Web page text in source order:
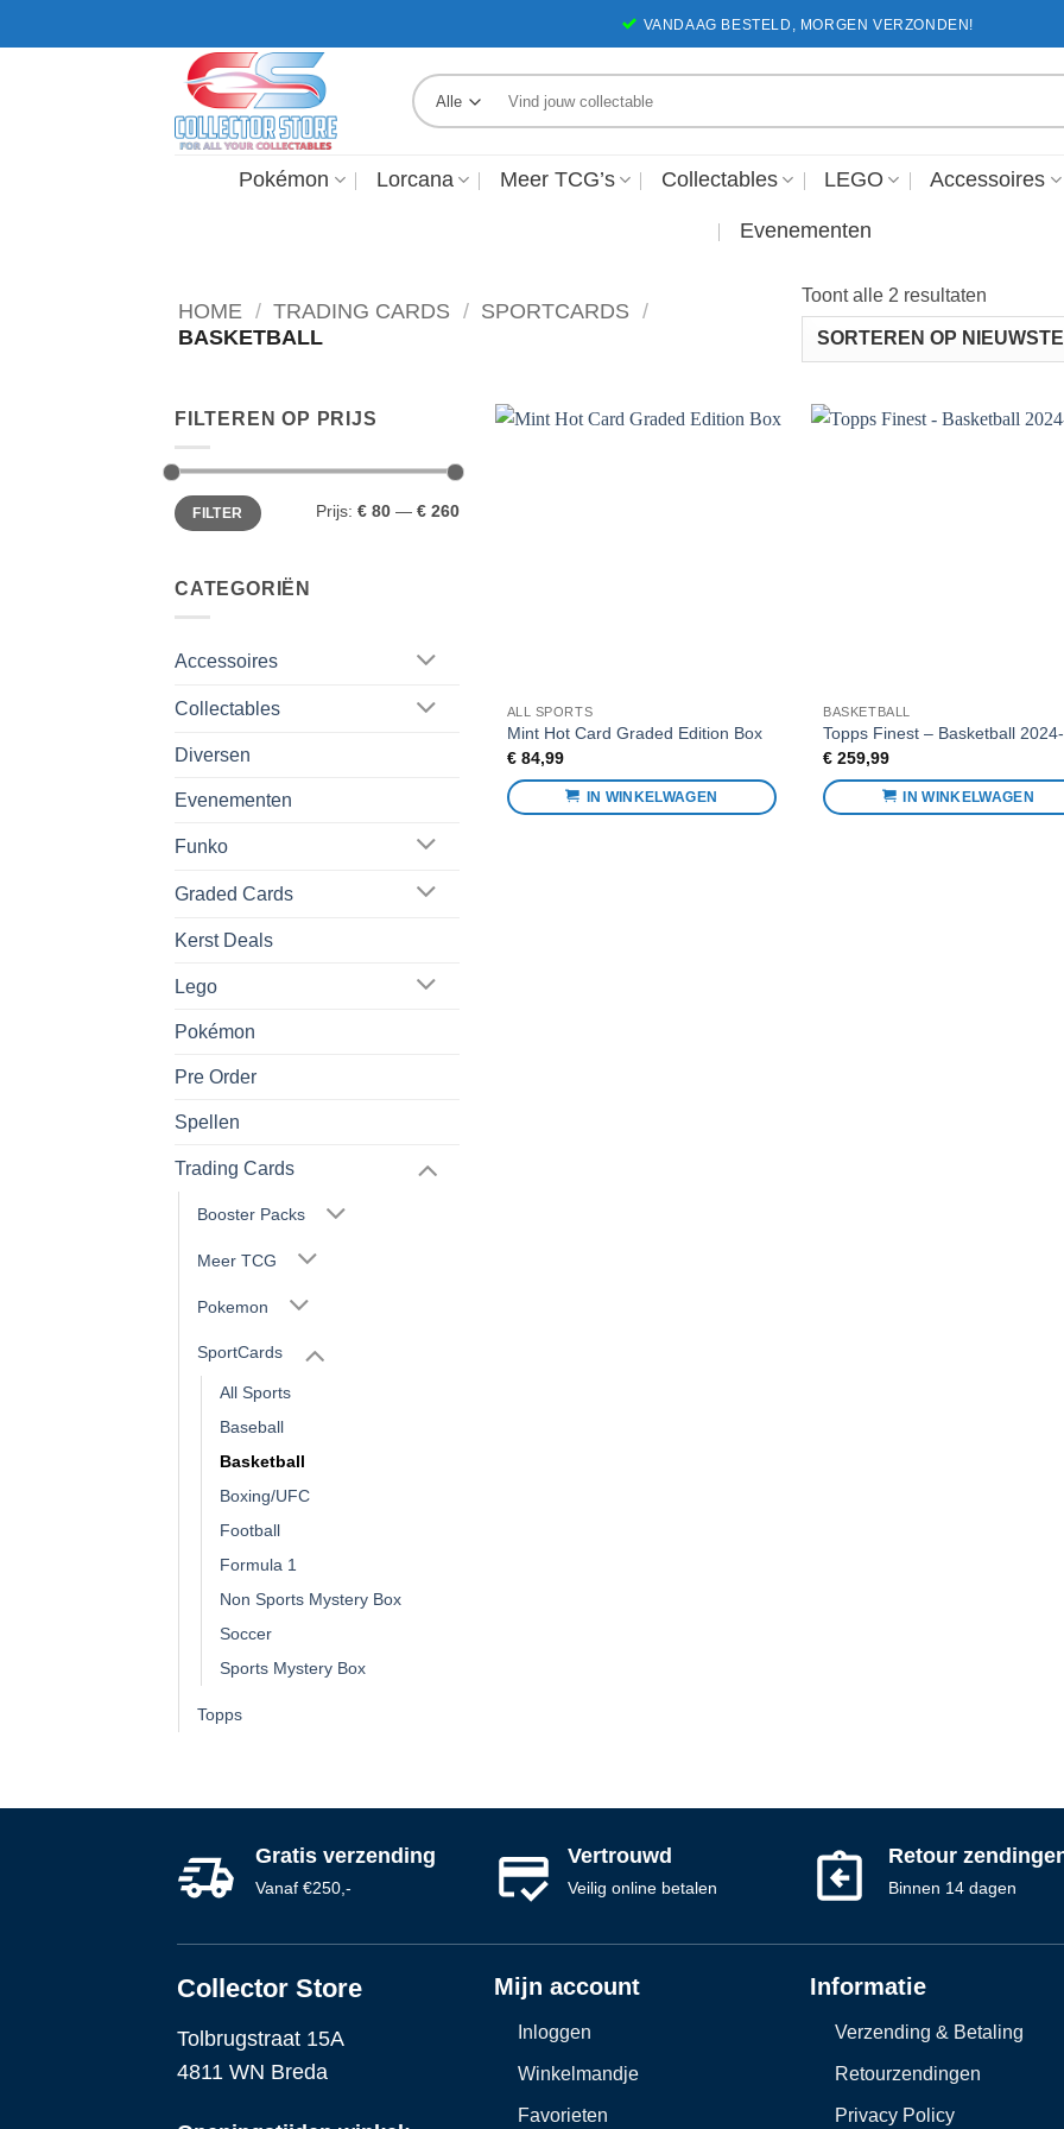
naar
VANDAAG BESTELD, MORGEN VERZONDEN!
Pokémon Lorcana Meer TCG’s Collectables LEGO Accessoires
Evenementen
HOME / TRADING CARDS / SPORTCARDS /
BASKETBALL
Toont alle 2 resultaten
op
FILTEREN OP PRIJS
Min.
prijs
Max.
prijsFILTER Prijs: € 80 — € 260
CATEGORIËN
Accessoires
Collectables
Diversen
Evenementen
Funko
Graded Cards
Kerst Deals
Lego
Pokémon
Pre Order
Spellen
Trading Cards
Booster Packs
Meer TCG
Pokemon
SportCards
All Sports
Baseball
Basketball
Boxing/UFC
Football
Formula 1
Non Sports Mystery Box
Soccer
Sports Mystery Box
Topps
ALL SPORTS
Mint Hot Card Graded Edition Box
€84,99
IN WINKELWAGEN
BASKETBALL
Topps Finest – Basketball
€ 259,99
IN WINKELWAGEN
Gratis verzending
Vanaf €250,-
Vertrouwd
Veilig online betalen
Retour
Binnen 14 dagen
Collector Store
Tolbrugstraat 15A
4811 WN Breda
Mijn account
Inloggen
Winkelmandje
Favorieten
Informatie
Verzending & Betaling
Retourzendingen
Privacy Policy